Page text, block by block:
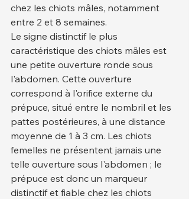
chez les chiots mâles, notamment
entre 2 et 8 semaines.
Le signe distinctif le plus
caractéristique des chiots mâles est
une petite ouverture ronde sous
l'abdomen. Cette ouverture
correspond à l'orifice externe du
prépuce, situé entre le nombril et les
pattes postérieures, à une distance
moyenne de 1 à 3 cm. Les chiots
femelles ne présentent jamais une
telle ouverture sous l'abdomen ; le
prépuce est donc un marqueur
distinctif et fiable chez les chiots